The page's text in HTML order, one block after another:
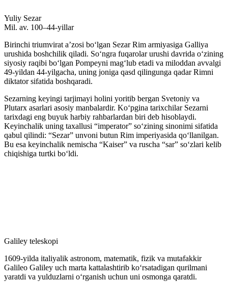
Yuliy Sezar
Mil. av. 100–44-yillar
Birinchi triumvirat aʼzosi boʻlgan Sezar Rim armiyasiga Galliya
urushida boshchilik qiladi. Soʻngra fuqarolar urushi davrida oʻzining
siyosiy raqibi boʻlgan Pompeyni magʻlub etadi va miloddan avvalgi
49-yildan 44-yilgacha, uning joniga qasd qilingunga qadar Rimni
diktator sifatida boshqaradi.
Sezarning keyingi tarjimayi holini yoritib bergan Svetoniy va
Plutarx asarlari asosiy manbalardir. Koʻpgina tarixchilar Sezarni
tarixdagi eng buyuk harbiy rahbarlardan biri deb hisoblaydi.
Keyinchalik uning taxallusi “imperator” soʻzining sinonimi sifatida
qabul qilindi: “Sezar” unvoni butun Rim imperiyasida qoʻllanilgan.
Bu esa keyinchalik nemischa “Kaiser” va ruscha “sar” soʻzlari kelib
chiqishiga turtki boʻldi.
Galiley teleskopi
1609-yilda italiyalik astronom, matematik, fizik va mutafakkir
Galileo Galiley uch marta kattalashtirib koʻrsatadigan qurilmani
yaratdi va yulduzlarni oʻrganish uchun uni osmonga qaratdi.